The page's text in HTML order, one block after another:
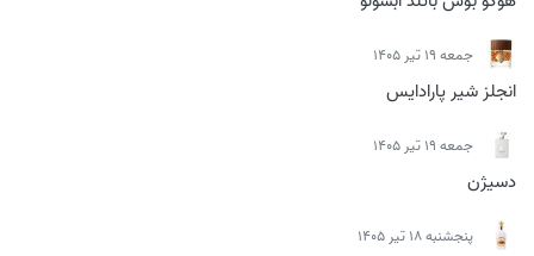
جمعه 19 تیر 1405
انجلز شیر پارادایس
جمعه 19 تیر 1405
دسیژن
پنجشنبه 18 تیر 1405